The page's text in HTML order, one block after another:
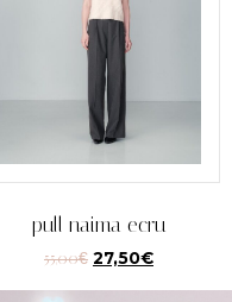
pull naima ecru
55,00€ 27,50€